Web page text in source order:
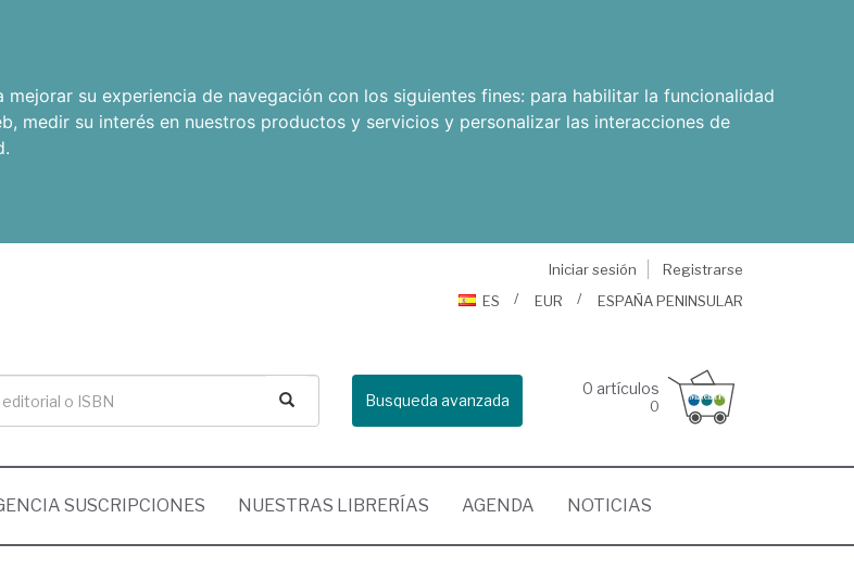
su experiencia de navegación con los siguientes fines: para habilitar la funcionalidad
, medir su interés en nuestros productos y servicios y personalizar las interacciones de
.
Iniciar sesión
Registrarse
ES
EUR ESPAÑA PENINSULAR
Busqueda avanzada
0 artículos
0
SUSCRIPCIONES NUESTRAS LIBRERÍAS AGENDA NOTICIAS